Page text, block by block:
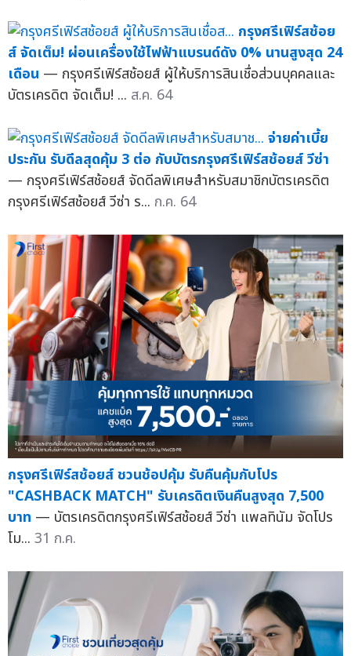
กรุงศรีเฟิร์สช้อย
ส์ จัดเต็ม! ผ่อนเครื่องใช้ไฟฟ้าแบรนด์ดัง 0% นานสูงสุด 24
เดือน — กรุงศรีเฟิร์สช้อยส์ ผู้ให้บริการสินเชื่อส่วนบุคคลและ
บัตรเครดิต จัดเต็ม! ... ส.ค. 64
จ่ายค่าเบี้ย
ประกัน รับดีลสุดคุ้ม 3 ต่อ กับบัตรกรุงศรีเฟิร์สช้อยส์ วีซ่า
— กรุงศรีเฟิร์สช้อยส์ จัดดีลพิเศษสำหรับสมาชิกบัตรเครดิต
กรุงศรีเฟิร์สช้อยส์ วีซ่า ร... ก.ค. 64
กรุงศรีเฟิร์สช้อยส์ ชวนช้อปคุ้ม รับคืนคุ้มกับโปร
"CASHBACK MATCH" รับเครดิตเงินคืนสูงสุด 7,500
บาท — บัตรเครดิตกรุงศรีเฟิร์สช้อยส์ วีซ่า แพลทินัม จัดโปร
โม... 31 ก.ค.